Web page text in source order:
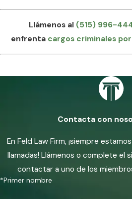
Llámenos al (515) 996-
enfrenta cargos criminales
Contacta con
En Feld Law Firm, ¡siempre
llamadas! Llámenos o complete el
contactar a uno de los
*Primer nombre